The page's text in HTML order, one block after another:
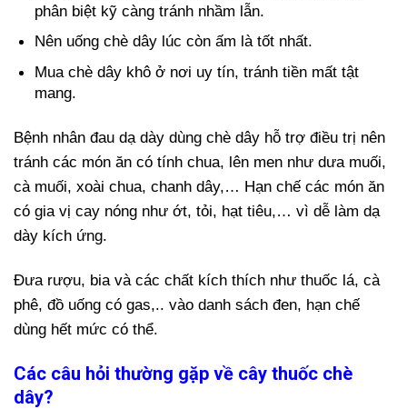
phân biệt kỹ càng tránh nhầm lẫn.
Nên uống chè dây lúc còn ấm là tốt nhất.
Mua chè dây khô ở nơi uy tín, tránh tiền mất tật
mang.
Bệnh nhân đau dạ dày dùng chè dây hỗ trợ điều trị nên
tránh các món ăn có tính chua, lên men như dưa muối,
cà muối, xoài chua, chanh dây,… Hạn chế các món ăn
có gia vị cay nóng như ớt, tỏi, hạt tiêu,… vì dễ làm dạ
dày kích ứng.
Đưa rượu, bia và các chất kích thích như thuốc lá, cà
phê, đồ uống có gas,.. vào danh sách đen, hạn chế
dùng hết mức có thể.
Các câu hỏi thường gặp về cây thuốc chè
dây?